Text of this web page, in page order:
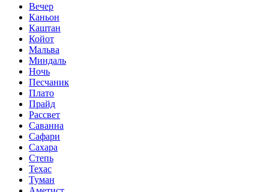
Вечер
Каньон
Каштан
Койот
Мальва
Миндаль
Ночь
Песчаник
Плато
Прайд
Рассвет
Саванна
Сафари
Сахара
Степь
Техас
Туман